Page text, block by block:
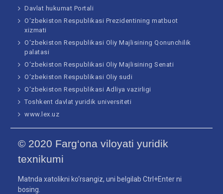
Davlat hukumat Portali
O‘zbekiston Respublikasi Prezidentining matbuot
xizmati
O‘zbekiston Respublikasi Oliy Majlisining Qonunchilik
palatasi
O‘zbekiston Respublikasi Oliy Majlisining Senati
O‘zbekiston Respublikasi Oliy sudi
O‘zbekiston Respublikasi Adliya vazirligi
Toshkent davlat yuridik universiteti
www.lex.uz
© 2020 Farg‘ona viloyati yuridik
texnikumi
Matnda xatolikni ko‘rsangiz, uni belgilab Ctrl+Enter ni
bosing.